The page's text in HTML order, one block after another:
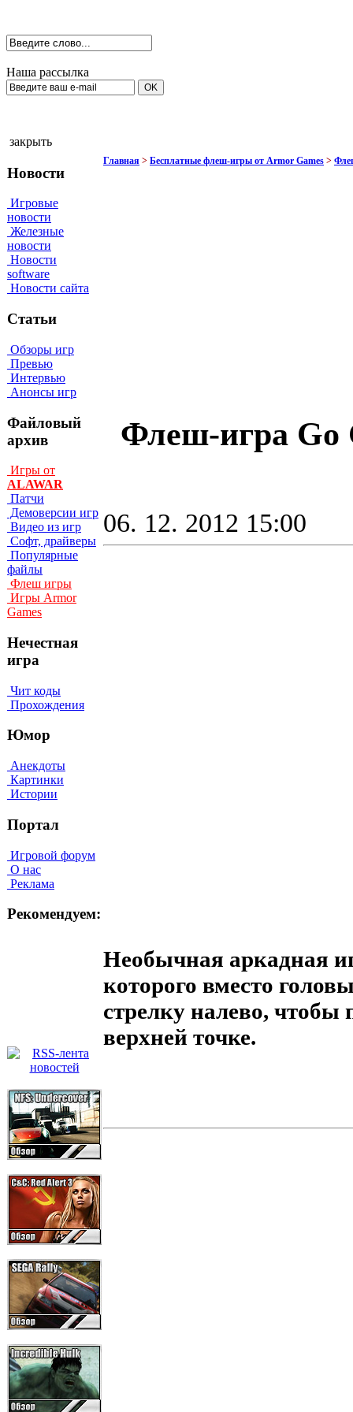
Наша рассылка
закрыть
Новости
Игровые
новости
Железные
новости
Новости
software
Новости сайта
Статьи
Обзоры игр
Превью
Интервью
Анонсы игр
Файловый
архив
Игры от
ALAWAR
Патчи
Демоверсии игр
Видео из игр
Софт, драйверы
Популярные
файлы
Флеш игры
Игры Armor
Games
Нечестная
игра
Чит коды
Прохождения
Юмор
Анекдоты
Картинки
Истории
Портал
Игровой форум
О нас
Реклама
Рекомендуем:
Главная > Бесплатные флеш-игры от Armor Games >
Флеш-игра Go
06. 12. 2012 15:00
Необычная аркадная
которого вместо
стрелку налево,
верхней точке.